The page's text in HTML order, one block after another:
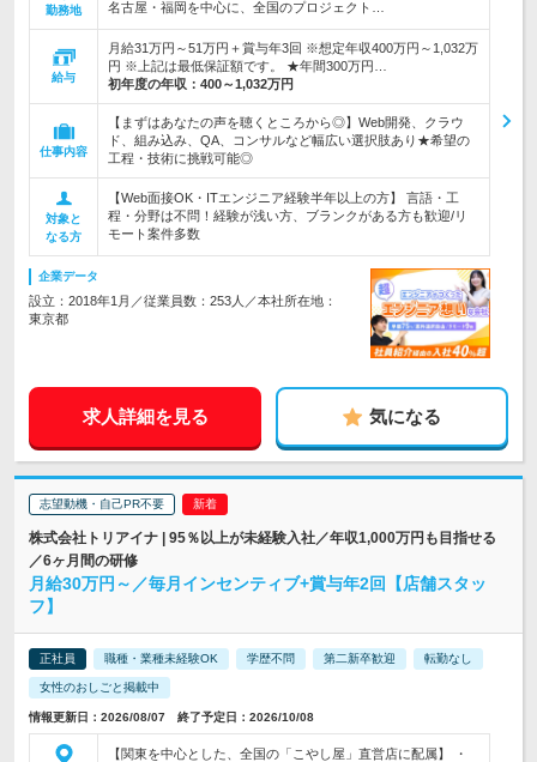
勤務地
名古屋・福岡を中心に、全国のプロジェクト…
給与
月給31万円～51万円＋賞与年3回 ※想定年収400万円～1,032万
円 ※上記は最低保証額です。 ★年間300万円…
初年度の年収： 400～1,032万円
仕事内容
【まずはあなたの声を聴くところから◎】Web開発、クラウ
ド、組み込み、QA、コンサルなど幅広い選択肢あり★希望の
工程・技術に挑戦可能◎
対象と
なる方
【Web面接OK・ITエンジニア経験半年以上の方】 言語・工
程・分野は不問！経験が浅い方、ブランクがある方も歓迎/リ
モート案件多数
企業データ
設立：2018年1月／従業員数：253人／本社所在地：
東京都
求人詳細を見る 気になる
志望動機・自己PR不要
株式会社トリアイナ | 95％以上が未経験入社／年収1,000万円も目指せる
／6ヶ月間の研修
月給30万円～／毎月インセンティブ+賞与年2回【店舗スタッ
フ】
正社員 職種・業種未経験OK 学歴不問 第二新卒歓迎 転勤なし
女性のおしごと掲載中
情報更新日：2026/08/07 終了予定日：2026/10/08
【関東を中心とした、全国の「こやし屋」直営店に配属】 ・